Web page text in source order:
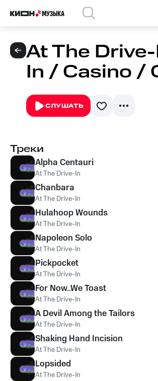
At The
In / Casino /
СЛУШАТЬ
Треки
Alpha Centauri
At The Drive-In
Chanbara
At The Drive-In
Hulahoop Wounds
At The Drive-In
Napoleon Solo
At The Drive-In
Pickpocket
At The Drive-In
For Now..We Toast
At The Drive-In
A Devil Among the Tailors
At The Drive-In
Shaking Hand Incision
At The Drive-In
Lopsided
At The Drive-In